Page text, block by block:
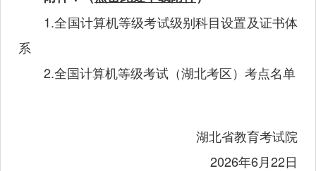
1.全国计算机等级考试级别科目设置及证书体
系
2.全国计算机等级考试（湖北考区）考点名单
湖北省教育考试院
2026年6月22日